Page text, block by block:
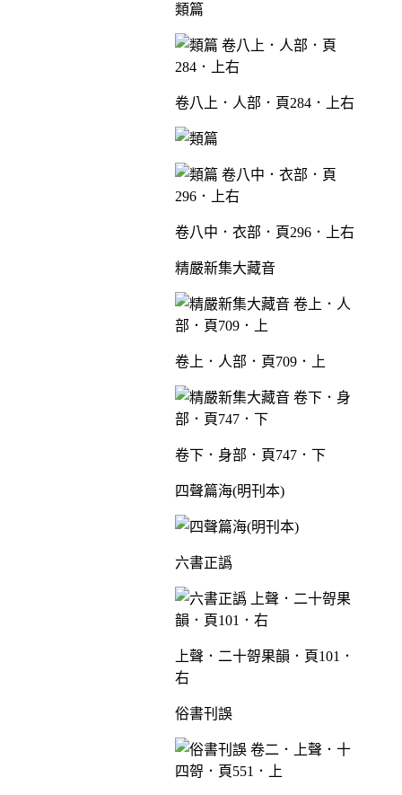
類篇
卷八上．人部．頁284．上右
卷八中．衣部．頁296．上右
精嚴新集大藏音
卷上．人部．頁709．上
卷下．身部．頁747．下
四聲篇海(明刊本)
六書正譌
上聲．二十哿果韻．頁101．
右
俗書刊誤